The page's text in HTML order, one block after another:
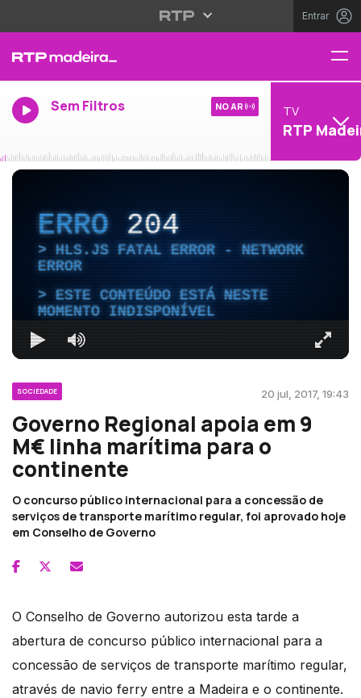
Entrar
Sem Filtros NO AR TV
RTP
ERRO204
HLS.JS FATAL ERROR - NETWORK
ERROR
ESTE CONTEÚDO ESTÁ NESTE
MOMENTO INDISPONÍVEL
SOCIEDADE 20 jul, 2017, 19:43
Governo Regional apoia em 9
M€ linha marítima para o
continente
O concurso público internacional para a concessão de
serviços de transporte marítimo regular, foi aprovado hoje
em Conselho de Governo
O Conselho de Governo autorizou esta tarde a
abertura de concurso público internacional para a
concessão de serviços de transporte marítimo regular,
através de navio ferry entre a Madeira e o continente.